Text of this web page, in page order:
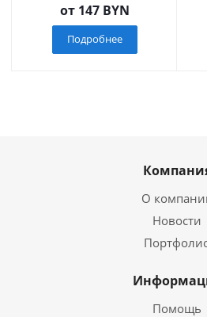
от 147 BYN
Подробнее
О
Новости
Помощь